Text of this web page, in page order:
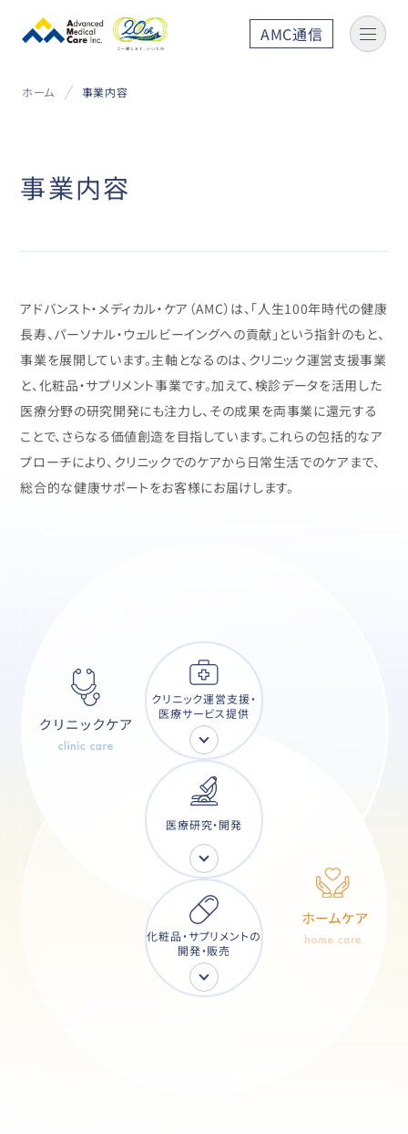
AMC通信
ホーム 事業内容
事業内容
アドバンスト・メディカル・ケア（AMC）は、「人生100年時代の健康
長寿、パーソナル・ウェルビーイングへの貢献」という指針のもと、
事業を展開しています。主軸となるのは、クリニック運営支援事業
と、化粧品・サプリメント事業です。加えて、検診データを活用した
医療分野の研究開発にも注力し、その成果を両事業に還元する
ことで、さらなる価値創造を目指しています。 これらの包括的なア
プローチにより、クリニックでのケアから日常生活でのケアまで、
総合的な健康サポートをお客様にお届けします。
クリニック運営支援・
医療サービス提供
医療研究・開発
化粧品・サプリメントの
開発・販売